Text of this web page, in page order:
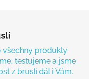
všechny produkty
testujeme a jsme
z bruslí dál i Vám.